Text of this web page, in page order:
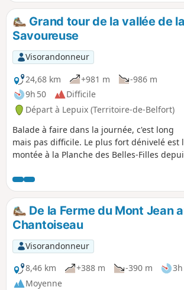
Grand tour de la vallée de la
Savoureuse
Visorandonneur
24,68 km
+981 m
-986 m
9h 50
Difficile
Départ à Lepuix (Territoire-de-Belfort)
Balade à faire dans la journée, c'est long
mais pas difficile. Le plus fort dénivelé est
montée à la Planche des Belles-Filles
de crête entre Haute-Saône et Territoire de
Belfort, jusqu'au ballon d'Alsace. Au retour
on descendra dans la vallée du point de
départ par le GR® 5.
De la Ferme du Mont Jean
Chantoiseau
Visorandonneur
8,46 km
+388 m -390 m
3h
Moyenne